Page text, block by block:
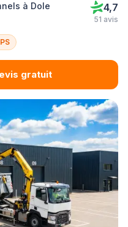
à Dole 4,7
51 avis
gratuit